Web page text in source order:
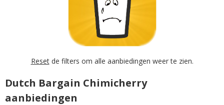
Resetde filters om alle aanbiedingen weer te zien.
Dutch Bargain Chimicherry
aanbiedingen